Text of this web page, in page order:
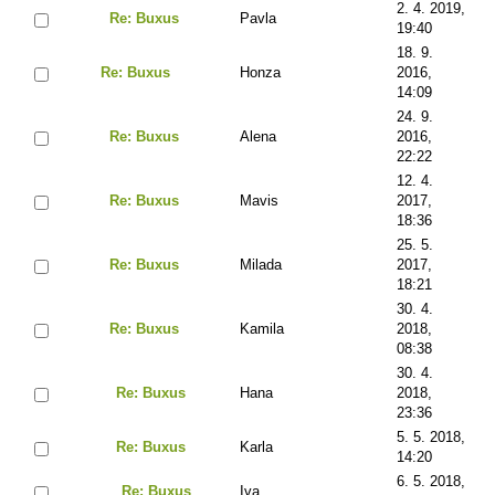
Re: Buxus Pavla
2. 4. 2019,
19:40
Re: Buxus Honza
18. 9.
2016,
14:09
Re: Buxus Alena
24. 9.
2016,
22:22
Re: Buxus Mavis
12. 4.
2017,
18:36
Re: Buxus Milada
25. 5.
2017,
18:21
Re: Buxus Kamila
30. 4.
2018,
08:38
Re: Buxus Hana
30. 4.
2018,
23:36
Re: Buxus Karla
5. 5. 2018,
14:20
Re: Buxus Iva
6. 5. 2018,